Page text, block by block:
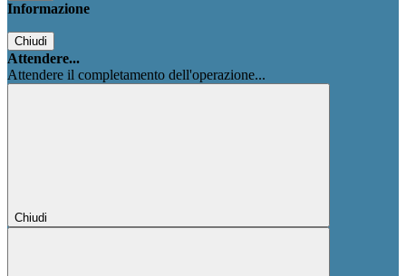
Informazione
Chiudi
Attendere...
Attendere il completamento dell'operazione...
Chiudi